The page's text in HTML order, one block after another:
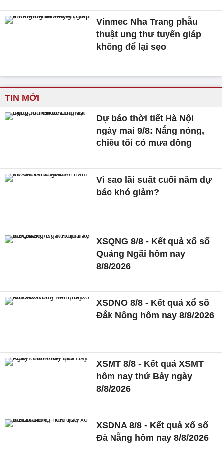
Vinmec Nha Trang phẫu
thuật ung thư tuyến giáp
không để lại sẹo
TIN MỚI
Dự báo thời tiết Hà Nội
ngày mai 9/8: Nắng nóng,
chiều tối có mưa dông
Vì sao lãi suất cuối năm dự
báo khó giảm?
XSQNG 8/8 - Kết quả xổ số
Quảng Ngãi hôm nay
8/8/2026
XSDNO 8/8 - Kết quả xổ số
Đắk Nông hôm nay 8/8/2026
XSMT 8/8 - Kết quả XSMT
hôm nay thứ Bảy ngày
8/8/2026
XSDNA 8/8 - Kết quả xổ số
Đà Nẵng hôm nay 8/8/2026